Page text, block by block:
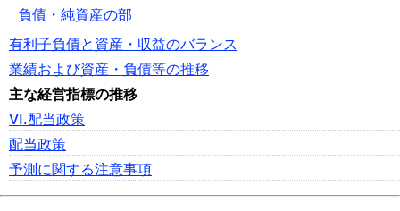
負債・純資産の部
有利子負債と資産・収益のバランス
業績および資産・負債等の推移
主な経営指標の推移
Ⅵ.配当政策
配当政策
予測に関する注意事項